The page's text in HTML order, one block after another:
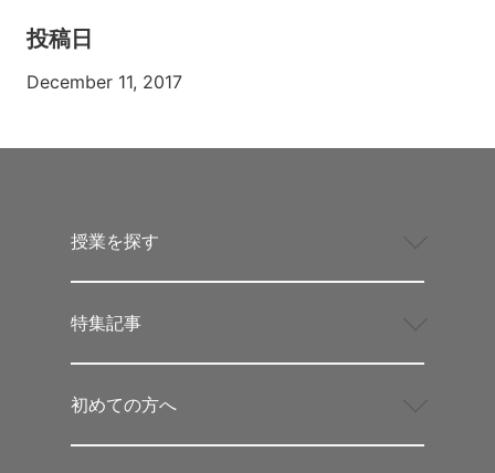
投稿日
December 11, 2017
授業を探す
特集記事
初めての方へ